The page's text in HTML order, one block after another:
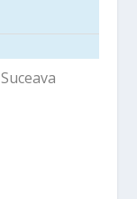
Localitate
Suceava